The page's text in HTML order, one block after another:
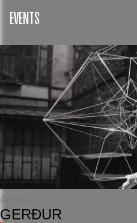
EVENTS
GERÐUR
GERÐUR